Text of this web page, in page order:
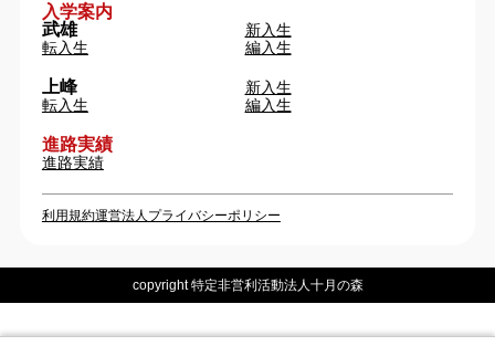
入学案内
武雄
新入生
転入生
編入生
上峰
新入生
転入生
編入生
進路実績
進路実績
利用規約運営法人 プライバシーポリシー
copyright 特定非営利活動法人十月の森